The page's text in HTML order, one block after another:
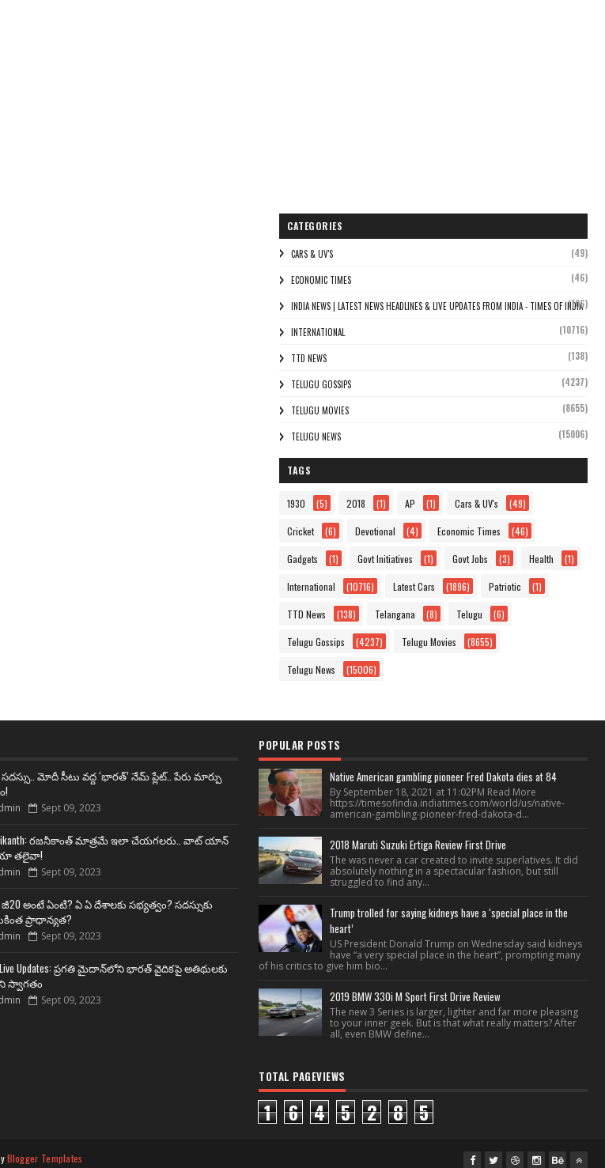
CATEGORIES
CARS & UV'S (49)
ECONOMIC TIMES (46)
INDIA NEWS | LATEST NEWS HEADLINES & LIVE UPDATES FROM INDIA - TIMES OF INDIA
(106)
INTERNATIONAL (10716)
TTD NEWS (138)
TELUGU GOSSIPS (4237)
TELUGU MOVIES (8655)
TELUGU NEWS (15006)
TAGS
1930 (5) 2018 (1) AP (1) Cars & UV's (49)
Cricket (6) Devotional (4) Economic Times (46)
Gadgets (1) Govt Initiatives (1) Govt Jobs (3) Health (1)
International (10716) Latest Cars (1896) Patriotic (1)
TTD News (138) Telangana (8) Telugu (6)
Telugu Gossips (4237) Telugu Movies (8655)
Telugu News (15006)
మోదీ సీటు వద్ద ‘భారత్’ నేమ్ ప్లేట్‌.. పేరు మార్పు
Sept 09, 2023
రజనీకాంత్ మాత్రమే ఇలా చేయగలరు.. వాట్ యాన్
తలైవా!
Sept 09, 2023
జీ20 అంటే ఏంటి? ఏ ఏ దేశాలకు సభ్యత్వం? సదస్సుకు
ప్రాధాన్యత?
Sept 09, 2023
Live Updates: ప్రగతి మైదాన్‌లోని భారత్ వైదికపై అతిథులకు
స్వాగతం
Sept 09, 2023
POPULAR POSTS
Native American gambling pioneer Fred Dakota dies at 84
By September 18, 2021 at 11:02PM Read More
https://timesofindia.indiatimes.com/world/us/native-
american-gambling-pioneer-fred-dakota-d...
2018 Maruti Suzuki Ertiga Review First Drive
The was never a car created to invite superlatives. It did
absolutely nothing in a spectacular fashion, but still
struggled to find any...
Trump trolled for saying kidneys have a ‘special place in the
heart’
US President Donald Trump on Wednesday said kidneys
have “a very special place in the heart”, prompting many
of his critics to give him bio...
2019 BMW 330i M Sport First Drive Review
The new 3 Series is larger, lighter and far more pleasing
to your inner geek. But is that what really matters? After
all, even BMW define...
TOTAL PAGEVIEWS
1 6 4 5 2 8 5
Blogger Templates